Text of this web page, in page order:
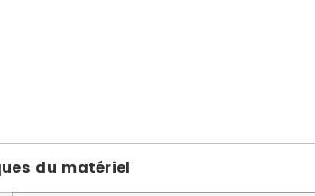
du matériel